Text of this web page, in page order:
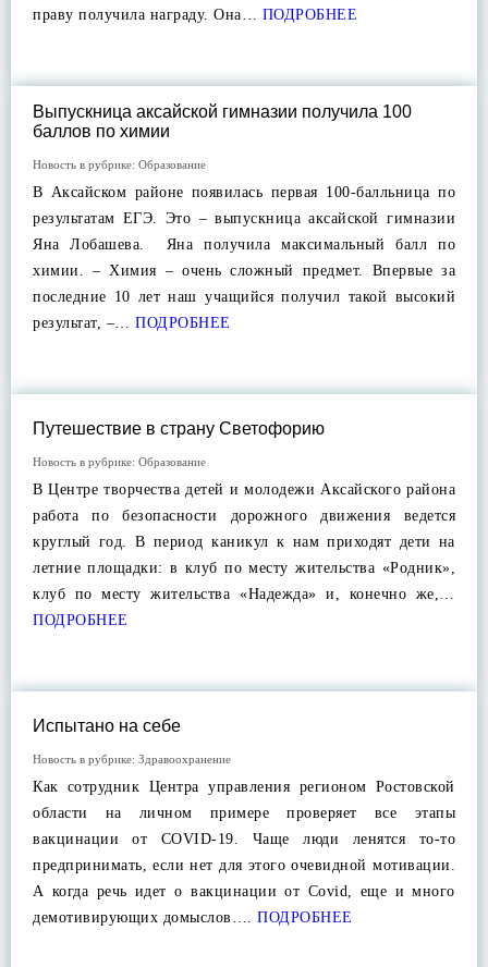
праву получила награду. Она… ПОДРОБНЕЕ
Выпускница аксайской гимназии получила 100
баллов по химии
Новость в рубрике: Образование
В Аксайском районе появилась первая 100-балльница по
результатам ЕГЭ. Это – выпускница аксайской гимназии
Яна Лобашева. Яна получила максимальный балл по
химии. – Химия – очень сложный предмет. Впервые за
последние 10 лет наш учащийся получил такой высокий
результат, –… ПОДРОБНЕЕ
Путешествие в страну Светофорию
Новость в рубрике: Образование
В Центре творчества детей и молодежи Аксайского района
работа по безопасности дорожного движения ведется
круглый год. В период каникул к нам приходят дети на
летние площадки: в клуб по месту жительства «Родник»,
клуб по месту жительства «Надежда» и, конечно же,…
ПОДРОБНЕЕ
Испытано на себе
Новость в рубрике: Здравоохранение
Как сотрудник Центра управления регионом Ростовской
области на личном примере проверяет все этапы
вакцинации от COVID-19. Чаще люди ленятся то-то
предпринимать, если нет для этого очевидной мотивации.
А когда речь идет о вакцинации от Covid, еще и много
демотивирующих домыслов…. ПОДРОБНЕЕ